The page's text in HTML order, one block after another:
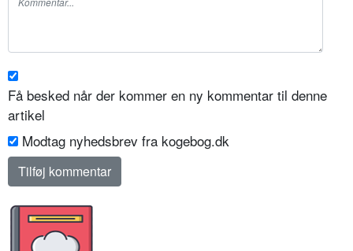
Få besked når der kommer en ny kommentar til denne
artikel
Modtag nyhedsbrev fra kogebog.dk